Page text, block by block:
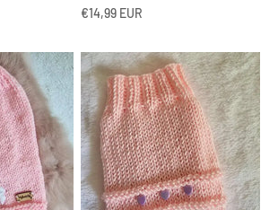
Angebot
€14,99 EUR